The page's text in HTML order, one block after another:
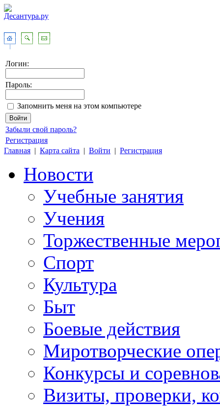
Логин:
Пароль:
Запомнить меня на этом компьютере
Забыли свой пароль?
Регистрация
Главная | Карта сайта | Войти | Регистрация
Новости
Учебные занятия
Учения
Торжественные
Спорт
Культура
Быт
Боевые действия
Миротворческие
Конкурсы и
Визиты, проверки,